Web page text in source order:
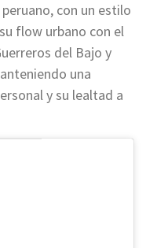
con un estilo
flow urbano con el
del Bajo y
una
y su lealtad a